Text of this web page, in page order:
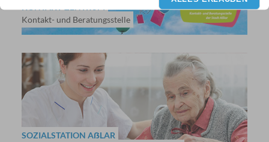
Kontakt- und Beratungsstelle
SOZIALSTATION AẞLAR